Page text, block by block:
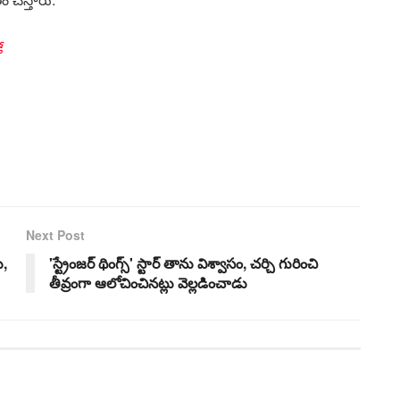
Next Post
'స్ట్రేంజర్ థింగ్స్' స్టార్ తాను విశ్వాసం, చర్చి గురించి
తీవ్రంగా ఆలోచించినట్లు వెల్లడించాడు